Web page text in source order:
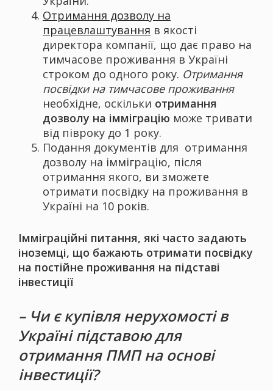
Отримання дозволу на
працевлаштування в якості
директора компанії, що дає право на
тимчасове проживання в Україні
строком до одного року. Отримання
посвідки на тимчасове проживання
необхідне, оскільки отримання
дозволу на імміграцію може тривати
від півроку до 1 року.
Подання документів для отримання
дозволу на імміграцію, після
отримання якого, ви зможете
отримати посвідку на проживання в
Україні на 10 років.
Імміграційні питання, які часто задають
іноземці, що бажають отримати посвідку
на постійне проживання на підставі
інвестиції
– Чи є купівля нерухомості в
Україні підставою для
отримання ПМП на основі
інвестиції?